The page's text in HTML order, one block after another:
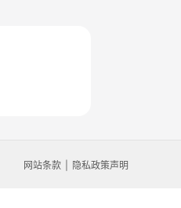
网站条款 隐私政策声明